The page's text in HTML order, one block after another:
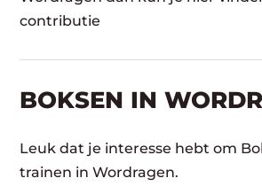
contributie
BOKSEN IN
Leuk dat je interesse hebt om
trainen in Wordragen.